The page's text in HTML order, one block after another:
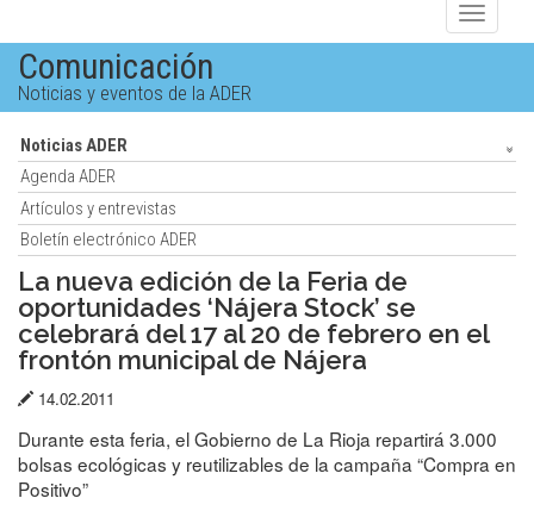
Alternar
Comunicación
Noticias y eventos de la ADER
Noticias ADER
Agenda ADER
Artículos y entrevistas
Boletín electrónico ADER
La nueva edición de la Feria de
oportunidades ‘Nájera Stock’ se
celebrará del 17 al 20 de febrero en el
frontón municipal de Nájera
Fecha
publicación:
14.02.2011
Durante esta feria, el Gobierno de La Rioja repartirá 3.000
bolsas ecológicas y reutilizables de la campaña “Compra en
Positivo”